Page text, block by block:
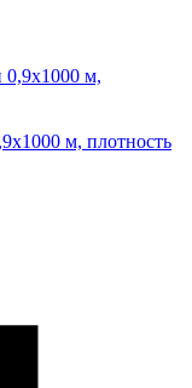
м, плотность